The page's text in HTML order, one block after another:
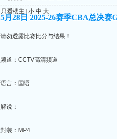
只看楼主
小 中 大
5月28日 2025-26赛季CBA总决赛
请勿透露比赛比分与结果！
频道：CCTV高清频道
语言：国语
解说：
封装：MP4